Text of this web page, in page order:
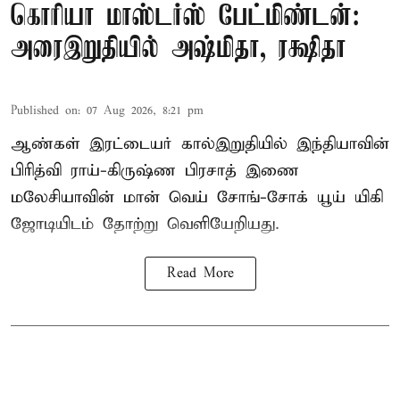
கொரியா மாஸ்டர்ஸ் பேட்மிண்டன்:
அரைஇறுதியில் அஷ்மிதா, ரக்ஷிதா
Published on: 07 Aug 2026, 8:21 pm
ஆண்கள் இரட்டையர் கால்இறுதியில் இந்தியாவின்
பிரித்வி ராய்-கிருஷ்ண பிரசாத் இணை
மலேசியாவின் மான் வெய் சோங்-சோக் யூய் யிகி
ஜோடியிடம் தோற்று வெளியேறியது.
Read More